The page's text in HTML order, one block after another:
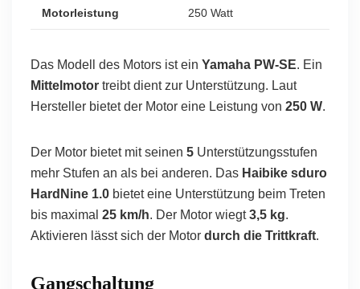
Motorleistung 250 Watt
Das Modell des Motors ist ein Yamaha PW-SE. Ein
Mittelmotortreibt dient zur Unterstützung. Laut
Hersteller bietet der Motor eine Leistung von 250 W.
Der Motor bietet mit seinen 5Unterstützungsstufen
mehr Stufen an als bei anderen. Das Haibike sduro
HardNine 1.0bietet eine Unterstützung beim Treten
bis maximal 25 km/h. Der Motor wiegt3,5 kg.
Aktivieren lässt sich der Motor durch die Trittkraft.
Gangschaltung